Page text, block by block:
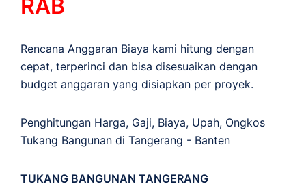
RAB
Rencana Anggaran Biaya kami hitung dengan
cepat, terperinci dan bisa disesuaikan dengan
budget anggaran yang disiapkan per proyek.
Penghitungan Harga, Gaji, Biaya, Upah, Ongkos
Tukang Bangunan di Tangerang - Banten
TUKANG BANGUNAN TANGERANG